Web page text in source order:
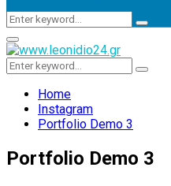
Search
Primary
Menu
Search
Search
Home
Instagram
Portfolio Demo 3
Portfolio Demo 3